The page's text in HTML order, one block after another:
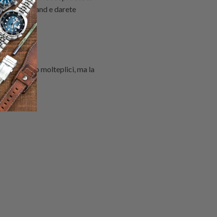
i micro-brand e darete
sono molteplici, ma la